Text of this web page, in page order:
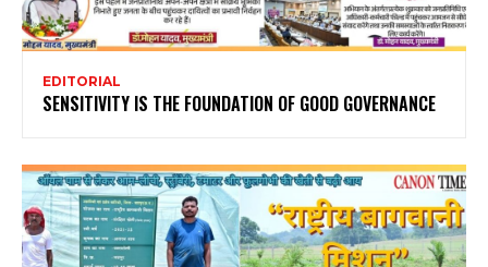
EDITORIAL
SENSITIVITY IS THE FOUNDATION OF GOOD GOVERNANCE